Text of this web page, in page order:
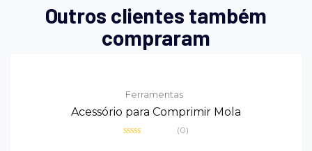
Outros clientes também
compraram
Ferramentas
Acessório para Comprimir Mola
(0)